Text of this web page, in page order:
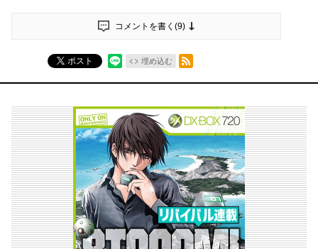
コメントを書く(9)
ポスト 埋め込む
RSSフィード